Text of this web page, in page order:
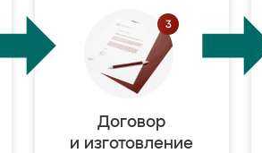
Договор
и изготовление